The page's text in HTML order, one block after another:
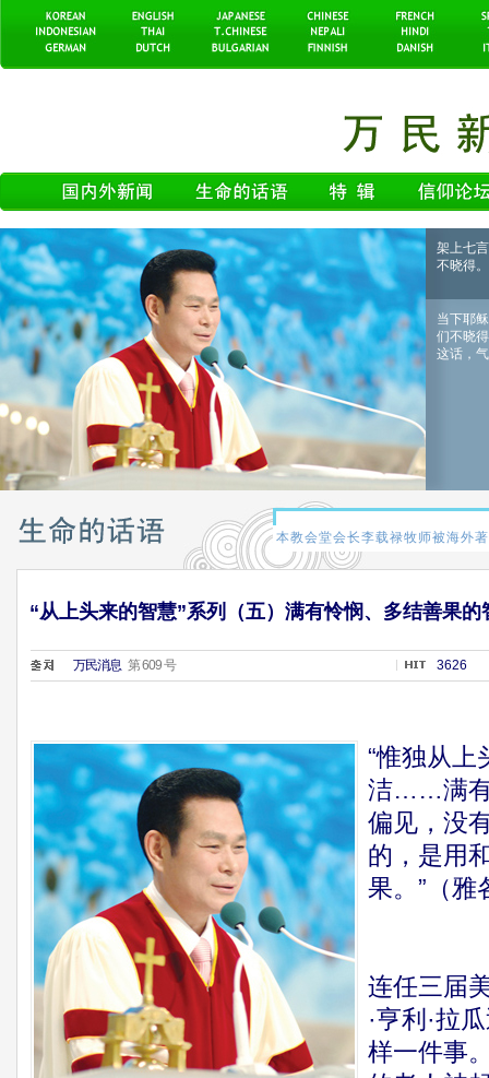
架上七
不晓得。
当下耶
们不晓
这话，
“从上头来的智慧”系列（五）满有怜悯、多结善果的
万民消息第 609 号 3626
“惟独从上
洁……满有
偏见，没
的，是用
果。”（雅
连任三届
·亨利·拉
样一件事